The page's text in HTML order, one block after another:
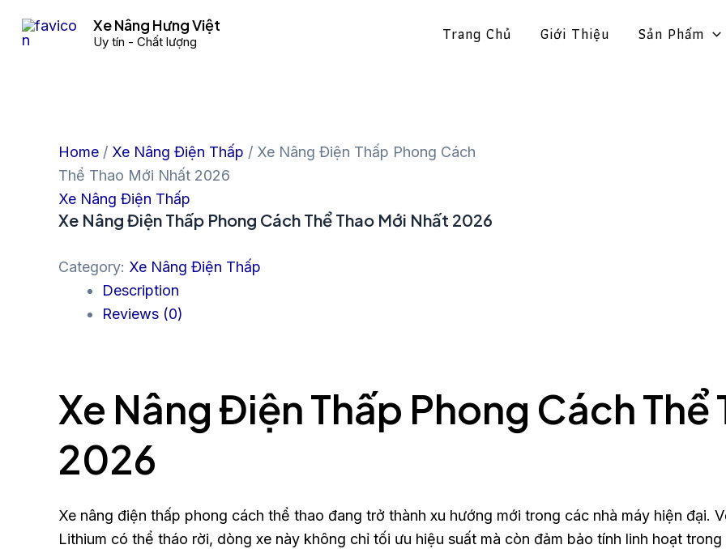
Xe Nâng Hưng Việt
Uy tín - Chất lượng Trang Chủ Giới Thiệu Sản Phẩm
Home / Xe Nâng Điện Thấp / Xe Nâng Điện Thấp Phong Cách
Thể Thao Mới Nhất 2026
Xe Nâng Điện Thấp
Xe Nâng Điện Thấp Phong Cách Thể Thao Mới Nhất 2026
Category: Xe Nâng Điện Thấp
Description
Reviews (0)
Xe Nâng Điện Thấp Phong Cách Thể
2026
Xe nâng điện thấp phong cách thể thao đang trở thành xu hướng mới trong các nhà máy hiện đại.
Lithium có thể tháo rời, dòng xe này không chỉ tối ưu hiệu suất mà còn đảm bảo tính linh hoạt